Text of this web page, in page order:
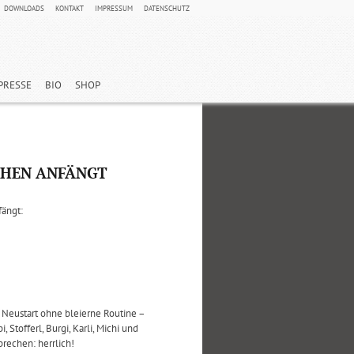
DOWNLOADS KONTAKT IMPRESSUM DATENSCHUTZ
BIO SHOP
ANFÄNGT
ohne bleierne Routine –
Stofferl, Burgi, Karli, Michi und
herrlich!